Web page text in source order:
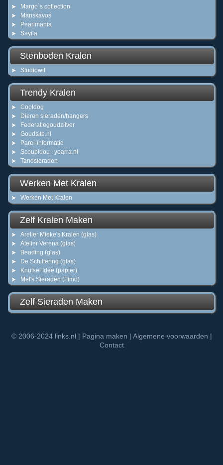
Margo`s collection
Mariskavos
Pearlmania
Sayila
Stenboden Kralen
Studiowit
Trendy Kralen
Cooldog
Dieren sieraden/hangers
Federatiegoudzilver
Goudsite.nl
Parel-informatie
Scoubidou . yoarra.nl
Tandsieraden
Werken Met Kralen
Werken Met Kralen
Zelf Kralen Maken
Arelier Mieke's Kralen (glas)
Atelier Verena (glas)
Beading (glas)
De Schittering (glas)
Knutsel Idee (papier)
Mel's Sieraden (Fimo)
Zelf Sieraden Maken
© 2006-2024 links.nl | Pagina maken | Algemene voorwaarden |
Contact